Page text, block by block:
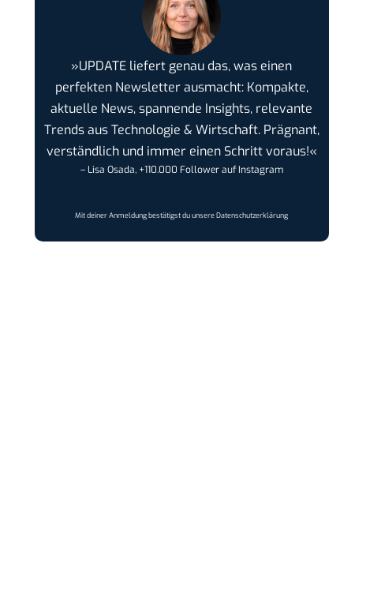
»UPDATE liefert genau das, was einen
perfekten Newsletter ausmacht: Kompakte,
aktuelle News, spannende Insights, relevante
Trends aus Technologie & Wirtschaft. Prägnant,
verständlich und immer einen Schritt voraus!«
– Lisa Osada, +110.000 Follower auf Instagram
Mit deiner Anmeldung bestätigst du unsereDatenschutzerklärung